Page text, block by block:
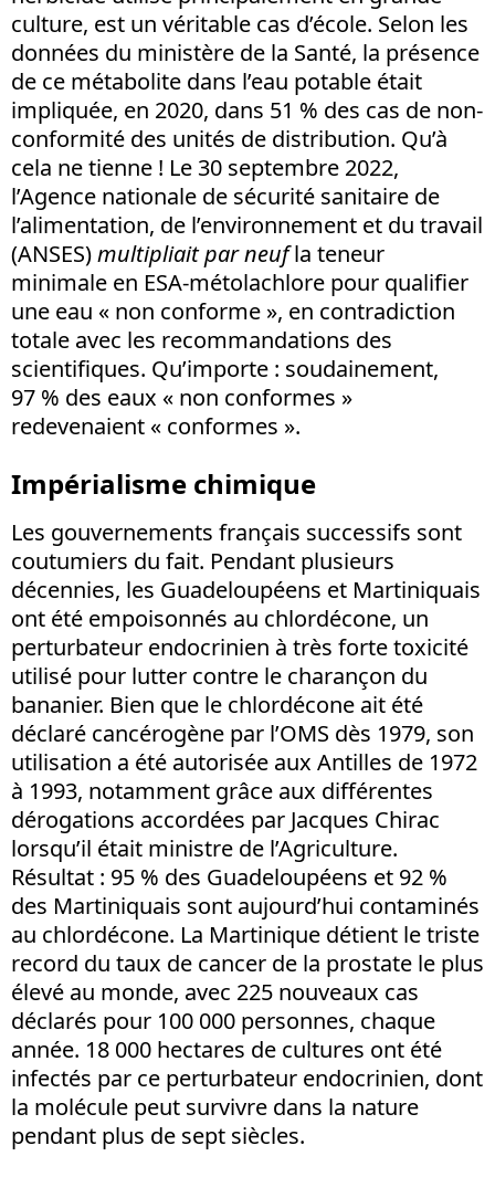
culture, est un véritable cas d’école. Selon les
données du ministère de la Santé, la présence
de ce métabolite dans l’eau potable était
impliquée, en 2020, dans 51 % des cas de non-
conformité des unités de distribution. Qu’à
cela ne tienne ! Le 30 septembre 2022,
l’Agence nationale de sécurité sanitaire de
l’alimentation, de l’environnement et du travail
(ANSES)multipliait par neufla teneur
minimale en ESA-métolachlore pour qualifier
une eau « non conforme », en contradiction
totale avec les recommandations des
scientifiques. Qu’importe : soudainement,
97 % des eaux « non conformes »
redevenaient « conformes ».
Impérialisme chimique
Les gouvernements français successifs sont
coutumiers du fait. Pendant plusieurs
décennies, les Guadeloupéens et Martiniquais
ont été empoisonnés au chlordécone, un
perturbateur endocrinien à très forte toxicité
utilisé pour lutter contre le charançon du
bananier. Bien que le chlordécone ait été
déclaré cancérogène par l’OMS dès 1979, son
utilisation a été autorisée aux Antilles de 1972
à 1993, notamment grâce aux différentes
dérogations accordées par Jacques Chirac
lorsqu’il était ministre de l’Agriculture.
Résultat : 95 % des Guadeloupéens et 92 %
des Martiniquais sont aujourd’hui contaminés
au chlordécone. La Martinique détient le triste
record du taux de cancer de la prostate le plus
élevé au monde, avec 225 nouveaux cas
déclarés pour 100 000 personnes, chaque
année. 18 000 hectares de cultures ont été
infectés par ce perturbateur endocrinien, dont
la molécule peut survivre dans la nature
pendant plus de sept siècles.